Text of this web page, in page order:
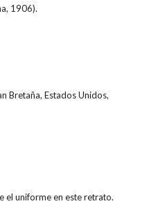
1906).
Bretaña, Estados Unidos,
el uniforme en este retrato.